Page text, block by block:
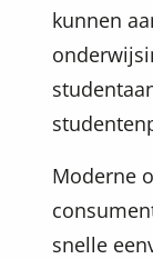
kunnen
Moderne
snelle